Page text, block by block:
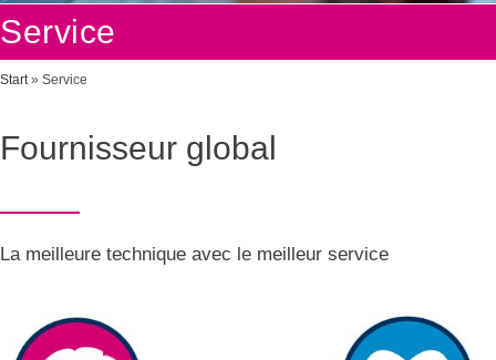
Service
Start » Service
Fournisseur global
La meilleure technique avec le meilleur service